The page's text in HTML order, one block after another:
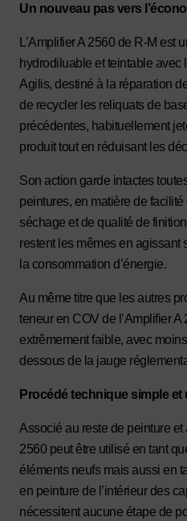
Un nouveau pas vers
L’Amplifier A 2560 de R-M est
hydrodiluable et teintable avec
Agilis, destiné à la réparation
de recycler les reliquats de
précédentes, habituellement
produit tout en réduisant les
Son action garde intactes
peintures, en matière de
séchage et de qualité de
restent les mêmes en agissant
la consommation d’énergie.
Au même titre que les autres
teneur en COV de l’Amplifier A
extrêmement faible, avec
dessous de la jauge
Procédé technique simple
Associé au reste de peinture et
2560 peut être utilisé en tant
éléments neufs mais aussi en
en peinture de l’intérieur des
nécessitent aucune étape de